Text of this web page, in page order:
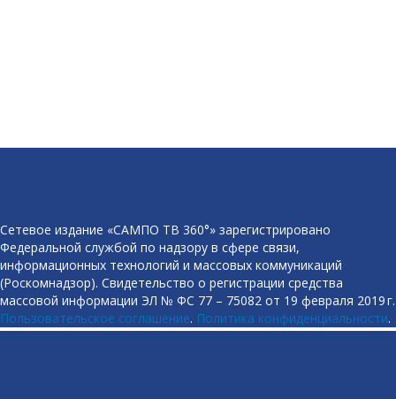
Сетевое издание «САМПО ТВ 360°» зарегистрировано
Федеральной службой по надзору в сфере связи,
информационных технологий и массовых коммуникаций
(Роскомнадзор). Свидетельство о регистрации средства
массовой информации ЭЛ № ФС 77 – 75082 от 19 февраля 2019 г.
Пользовательское соглашение. Политика конфиденциальности.